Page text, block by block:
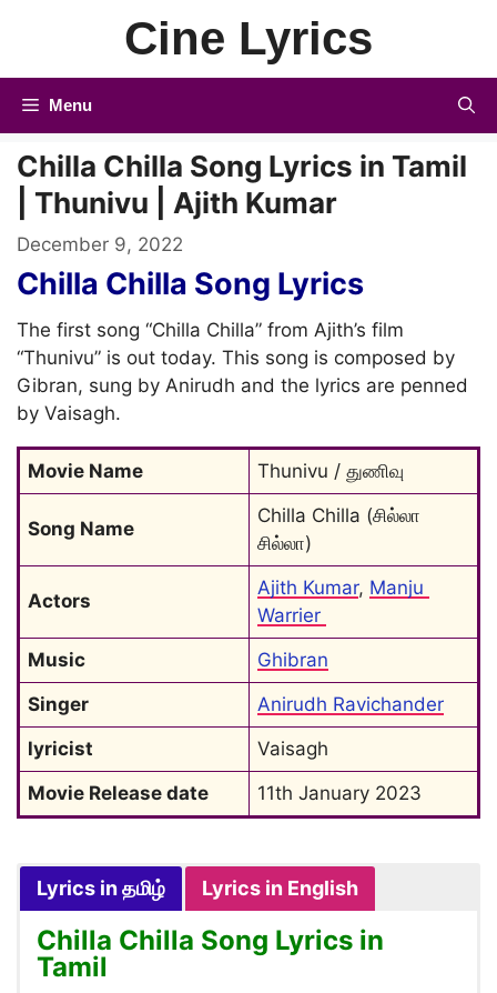
Cine Lyrics
Menu
Chilla Chilla Song Lyrics in Tamil
| Thunivu | Ajith Kumar
December 9, 2022
Chilla Chilla Song Lyrics
The first song “Chilla Chilla” from Ajith’s film
“Thunivu” is out today. This song is composed by
Gibran, sung by Anirudh and the lyrics are penned
by Vaisagh.
Movie Name Thunivu / துணிவு
Song Name
Chilla Chilla (சில்லா
சில்லா)
Actors
Ajith Kumar, Manju
Warrier
Music
Ghibran
Singer
Anirudh Ravichander
lyricist
Vaisagh
Movie Release date
11th January 2023
Lyrics in தமிழ் Lyrics in English
Chilla Chilla Song Lyrics in
Tamil